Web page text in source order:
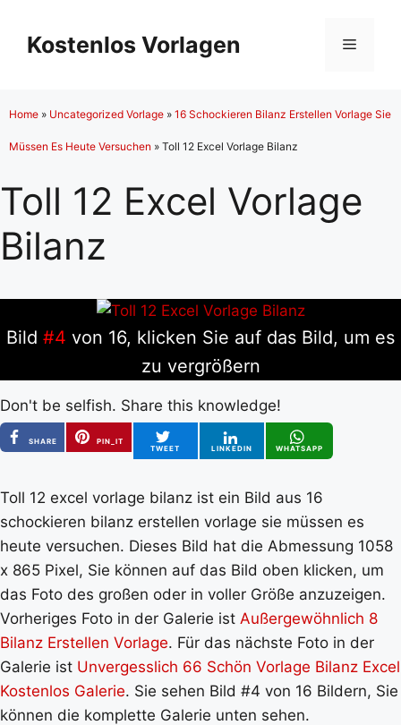
Inhalt
springen
Kostenlos Vorlagen Menü
Home » Uncategorized Vorlage » 16 Schockieren Bilanz Erstellen Vorlage Sie
Müssen Es Heute Versuchen » Toll 12 Excel Vorlage Bilanz
Toll 12 Excel Vorlage
Bilanz
Bild #4 von 16, klicken Sie auf das Bild, um es
zu vergrößern
Don't be selfish. Share this knowledge!
SHARE
PIN_IT
TWEET
LINKEDIN WHATSAPP
Toll 12 excel vorlage bilanz ist ein Bild aus 16
schockieren bilanz erstellen vorlage sie müssen es
heute versuchen. Dieses Bild hat die Abmessung 1058
x 865 Pixel, Sie können auf das Bild oben klicken, um
das Foto des großen oder in voller Größe anzuzeigen.
Vorheriges Foto in der Galerie ist Außergewöhnlich 8
Bilanz Erstellen Vorlage. Für das nächste Foto in der
Galerie ist Unvergesslich 66 Schön Vorlage Bilanz Excel
Kostenlos Galerie. Sie sehen Bild #4 von 16 Bildern, Sie
können die komplette Galerie unten sehen.